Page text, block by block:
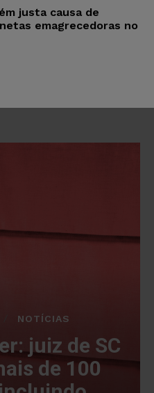
justa causa de
emagrecedoras no